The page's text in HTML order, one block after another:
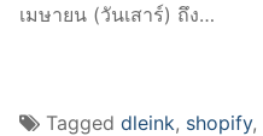
เมษายน (วันเสาร์) ถึง…
Tagged dleink, shopify,